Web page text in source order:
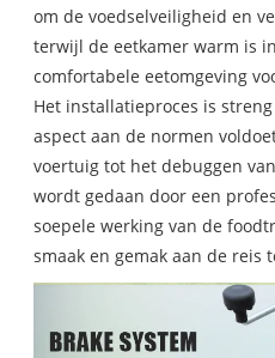
om de voedselveiligheid en
terwijl de eetkamer warm is
comfortabele eetomgeving
Het installatieproces is
aspect aan de normen
voertuig tot het debuggen
wordt gedaan door een
soepele werking van de
smaak en gemak aan de reis